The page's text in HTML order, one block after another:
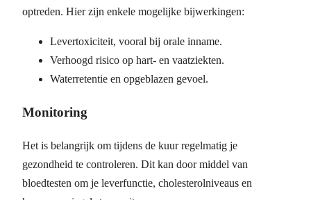
optreden. Hier zijn enkele mogelijke bijwerkingen:
Levertoxiciteit, vooral bij orale inname.
Verhoogd risico op hart- en vaatziekten.
Waterretentie en opgeblazen gevoel.
Monitoring
Het is belangrijk om tijdens de kuur regelmatig je
gezondheid te controleren. Dit kan door middel van
bloedtesten om je leverfunctie, cholesterolniveaus en